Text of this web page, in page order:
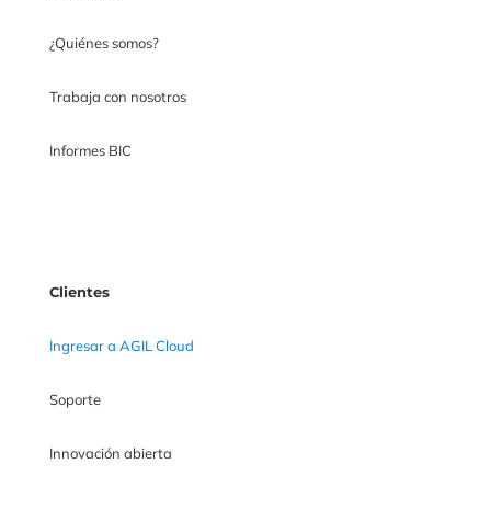
¿Quiénes somos?
Trabaja con nosotros
Informes BIC
Clientes
Ingresar a AGIL Cloud
Soporte
Innovación abierta